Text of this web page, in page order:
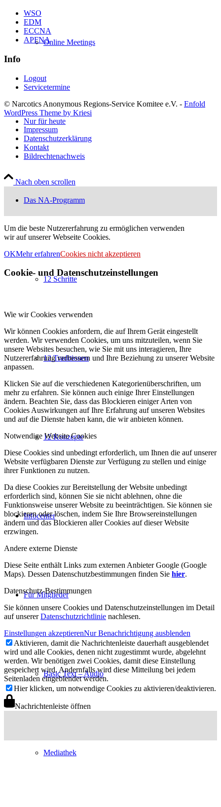
Online Meetings
Nur für heute
Das NA-Programm
12 Schritte
12 Traditionen
12 Konzepte
Infocenter
Für Mitglieder
Basic Text – Audio
Mediathek
WSO
EDM
ECCNA
APFNA
Info
Logout
Servicetermine
© Narcotics Anonymous Regions-Service Komitee e.V. - Enfold
WordPress Theme by Kriesi
Impressum
Datenschutzerklärung
Kontakt
Bildrechtenachweis
Nach oben scrollen
Um die beste Nutzererfahrung zu ermöglichen verwenden
wir auf unserer Webseite Cookies.
OKMehr erfahrenCookies nicht akzeptieren
Cookie- und Datenschutzeinstellungen
Wie wir Cookies verwenden
Wir können Cookies anfordern, die auf Ihrem Gerät eingestellt
werden. Wir verwenden Cookies, um uns mitzuteilen, wenn Sie
unsere Websites besuchen, wie Sie mit uns interagieren, Ihre
Nutzererfahrung verbessern und Ihre Beziehung zu unserer Website
anpassen.
Klicken Sie auf die verschiedenen Kategorienüberschriften, um
mehr zu erfahren. Sie können auch einige Ihrer Einstellungen
ändern. Beachten Sie, dass das Blockieren einiger Arten von
Cookies Auswirkungen auf Ihre Erfahrung auf unseren Websites
und auf die Dienste haben kann, die wir anbieten können.
Notwendige Website Cookies
Diese Cookies sind unbedingt erforderlich, um Ihnen die auf unserer
Website verfügbaren Dienste zur Verfügung zu stellen und einige
ihrer Funktionen zu nutzen.
Da diese Cookies zur Bereitstellung der Website unbedingt
erforderlich sind, können Sie sie nicht ablehnen, ohne die
Funktionsweise unserer Website zu beeinträchtigen. Sie können sie
blockieren oder löschen, indem Sie Ihre Browsereinstellungen
ändern und das Blockieren aller Cookies auf dieser Website
erzwingen.
Andere externe Dienste
Diese Seite enthält Links zum externen Anbieter Google (Google
Maps). Dessen Datenschutzbestimmungen finden Sie hier.
Datenschutz-Bestimmungen
Sie können unsere Cookies und Datenschutzeinstellungen im Detail
auf unsererDatenschutzrichtlinie nachlesen.
Einstellungen akzeptierenNur Benachrichtigung ausblenden
Aktivieren, damit die Nachrichtenleiste dauerhaft ausgeblendet
wird und alle Cookies, denen nicht zugestimmt wurde, abgelehnt
werden. Wir benötigen zwei Cookies, damit diese Einstellung
gespeichert wird. Andernfalls wird diese Mitteilung bei jedem
Seitenladen eingeblendet werden.
Hier klicken, um notwendige Cookies zu aktivieren/deaktivieren.
Nachrichtenleiste öffnen